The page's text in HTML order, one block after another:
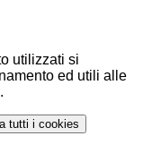
utilizzati si
ed utili alle
.
tutti i cookies